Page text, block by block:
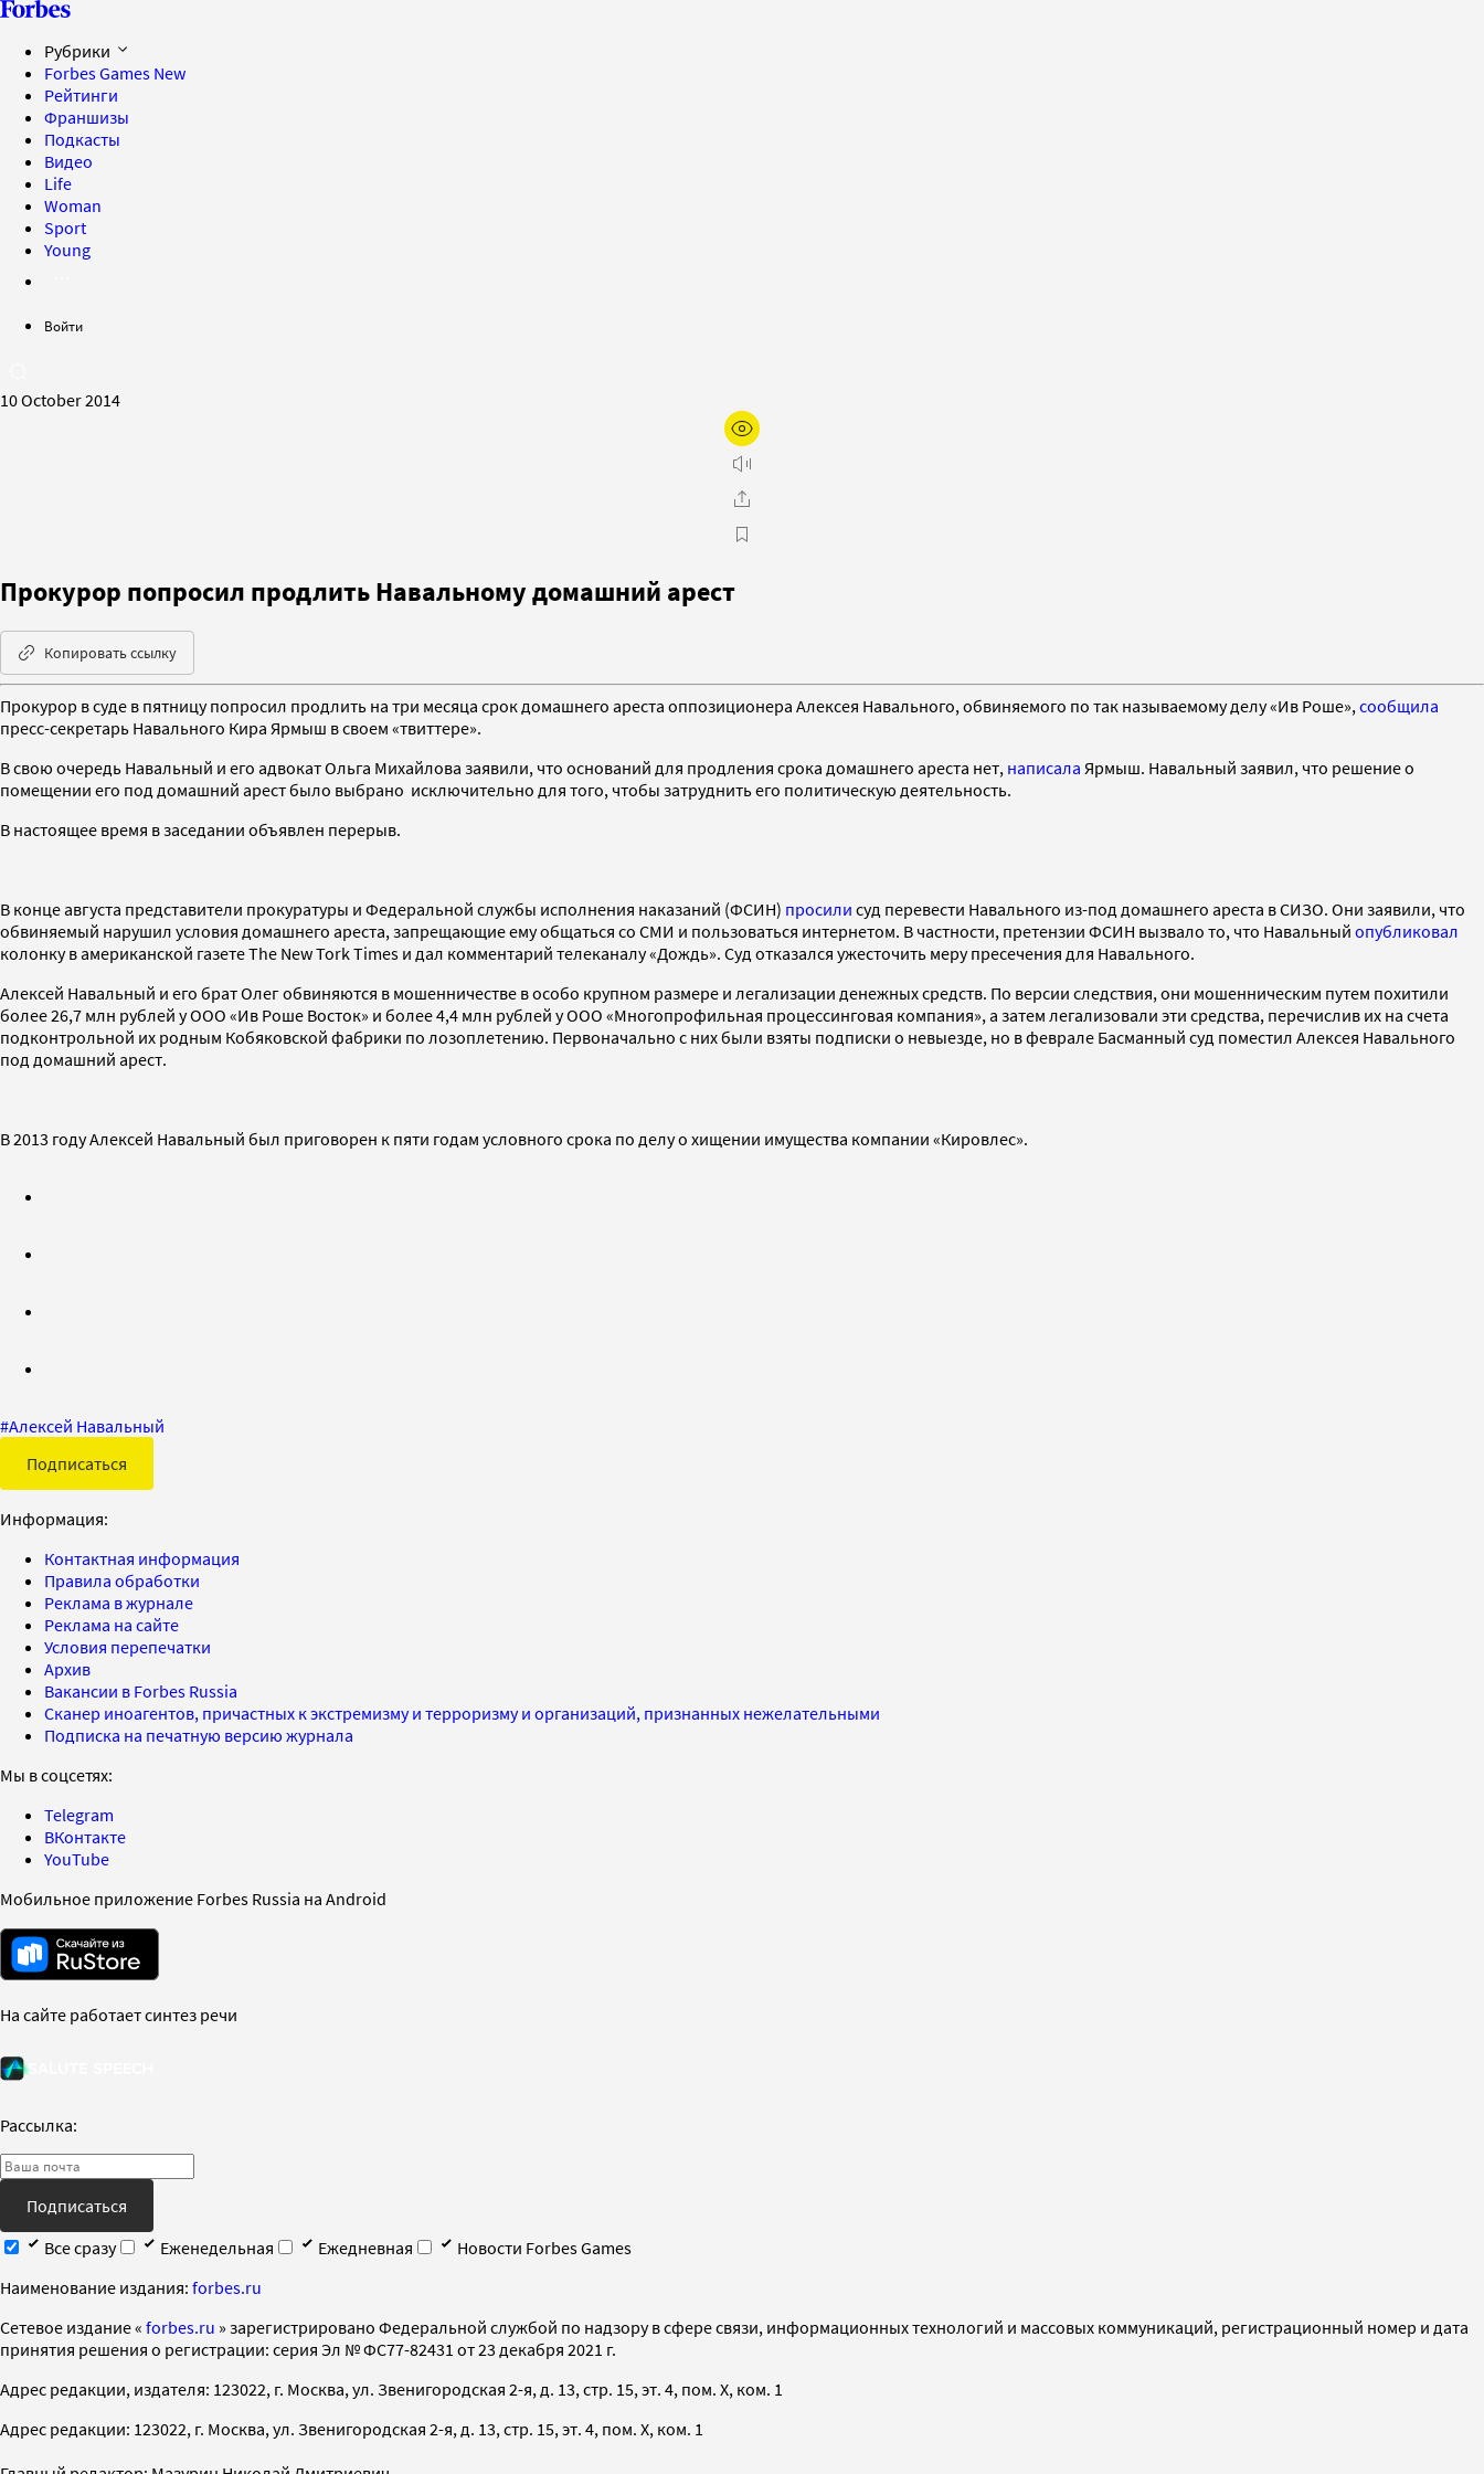
Рубрики
Forbes Games New
Рейтинги
Франшизы
Подкасты
Видео
Life
Woman
Sport
Young
Войти
10 October 2014
Прокурор попросил продлить Навальному домашний арест
Копировать ссылку
Прокурор в суде в пятницу попросил продлить на три месяца срок домашнего ареста оппозиционера Алексея Навального, обвиняемого по так называемому делу «Ив Роше», сообщила
пресс-секретарь Навального Кира Ярмыш в своем «твиттере».
В свою очередь Навальный и его адвокат Ольга Михайлова заявили, что оснований для продления срока домашнего ареста нет, написала Ярмыш. Навальный заявил, что решение о
помещении его под домашний арест было выбрано исключительно для того, чтобы затруднить его политическую деятельность.
В настоящее время в заседании объявлен перерыв.
В конце августа представители прокуратуры и Федеральной службы исполнения наказаний (ФСИН) просили суд перевести Навального из-под домашнего ареста в СИЗО. Они заявили, что
обвиняемый нарушил условия домашнего ареста, запрещающие ему общаться со СМИ и пользоваться интернетом. В частности, претензии ФСИН вызвало то, что Навальный опубликовал
колонку в американской газете The New Tork Times и дал комментарий телеканалу «Дождь». Суд отказался ужесточить меру пресечения для Навального.
Алексей Навальный и его брат Олег обвиняются в мошенничестве в особо крупном размере и легализации денежных средств. По версии следствия, они мошенническим путем похитили
более 26,7 млн рублей у ООО «Ив Роше Восток» и более 4,4 млн рублей у ООО «Многопрофильная процессинговая компания», а затем легализовали эти средства, перечислив их на счета
подконтрольной их родным Кобяковской фабрики по лозоплетению. Первоначально с них были взяты подписки о невыезде, но в феврале Басманный суд поместил Алексея Навального
под домашний арест.
В 2013 году Алексей Навальный был приговорен к пяти годам условного срока по делу о хищении имущества компании «Кировлес».
#Алексей Навальный
Подписаться
Информация:
Контактная информация
Правила обработки
Реклама в журнале
Реклама на сайте
Условия перепечатки
Архив
Вакансии в Forbes Russia
Сканер иноагентов, причастных к экстремизму и терроризму и организаций, признанных нежелательными
Подписка на печатную версию журнала
Мы в соцсетях:
Telegram
ВКонтакте
YouTube
Мобильное приложение Forbes Russia на Android
На сайте работает синтез речи
Рассылка:
Подписаться
Все сразу
Еженедельная Ежедневная
Новости Forbes Games
Наименование издания: forbes.ru
Cетевое издание « forbes.ru » зарегистрировано Федеральной службой по надзору в сфере связи, информационных технологий и массовых коммуникаций, регистрационный номер и дата
принятия решения о регистрации: серия Эл № ФС77-82431 от 23 декабря 2021 г.
Адрес редакции, издателя: 123022, г. Москва, ул. Звенигородская 2-я, д. 13, стр. 15, эт. 4, пом. X, ком. 1
Адрес редакции: 123022, г. Москва, ул. Звенигородская 2-я, д. 13, стр. 15, эт. 4, пом. X, ком. 1